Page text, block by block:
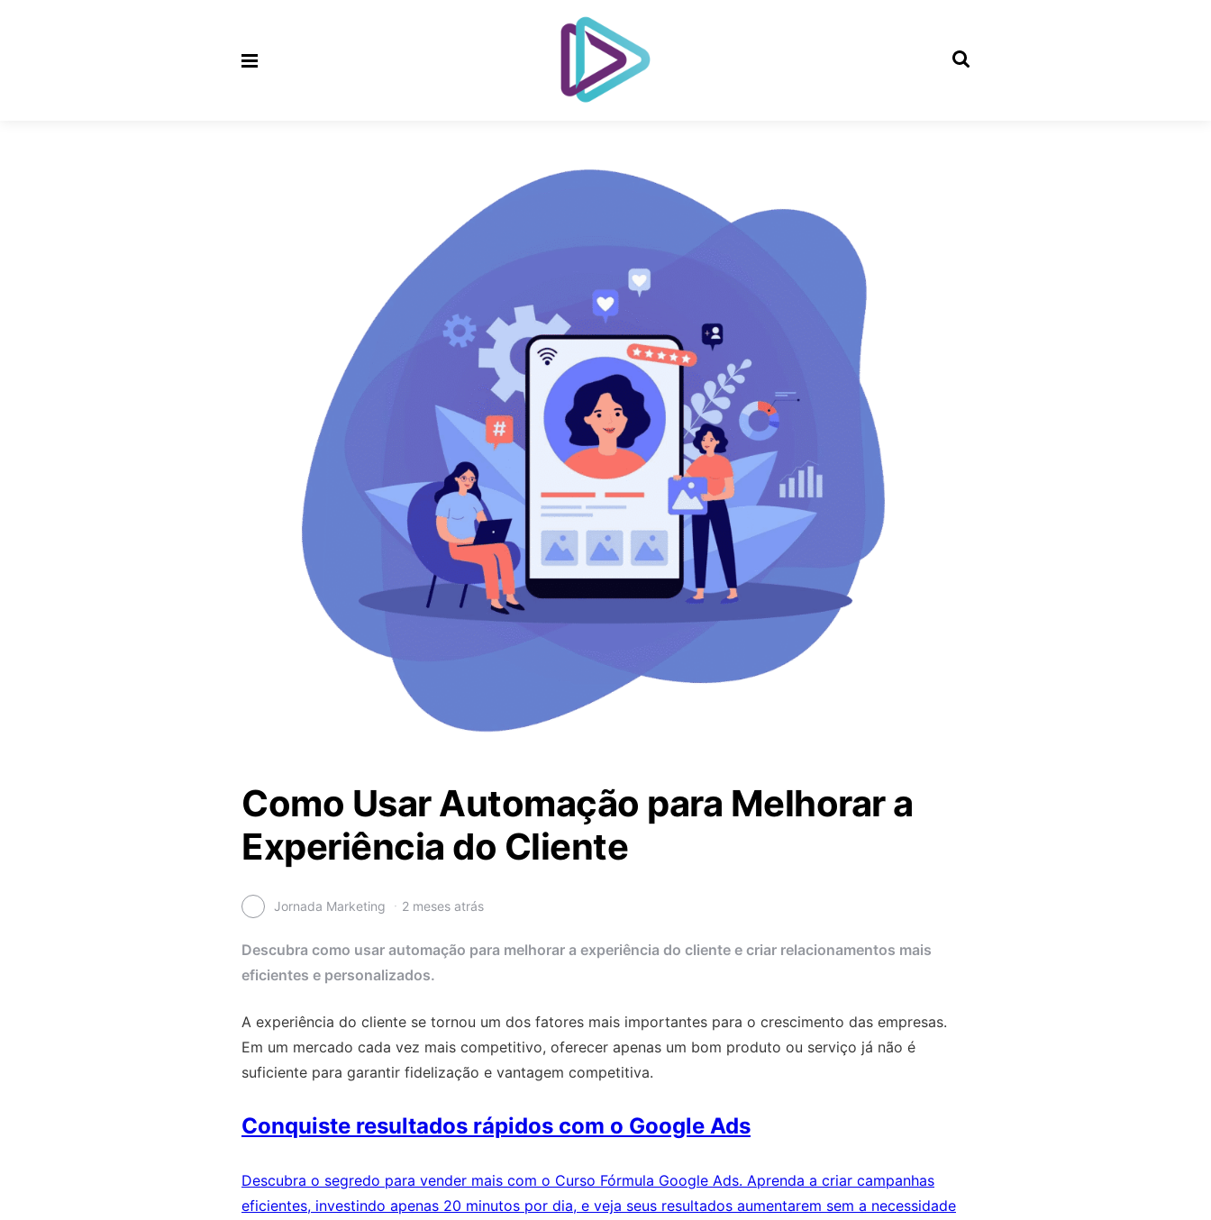
Como Usar Automação para Melhorar a
Experiência do Cliente
Jornada Marketing 2 meses atrás
Descubra como usar automação para melhorar a experiência do cliente e criar relacionamentos mais
eficientes e personalizados.
A experiência do cliente se tornou um dos fatores mais importantes para o crescimento das empresas.
Em um mercado cada vez mais competitivo, oferecer apenas um bom produto ou serviço já não é
suficiente para garantir fidelização e vantagem competitiva.
Conquiste resultados rápidos com o Google Ads
Descubra o segredo para vender mais com o Curso Fórmula Google Ads. Aprenda a criar campanhas
eficientes, investindo apenas 20 minutos por dia, e veja seus resultados aumentarem sem a necessidade